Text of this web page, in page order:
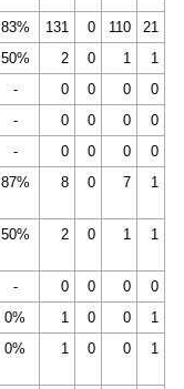
83% 131 0 110
21
50% 2 0 1
1
- 0 0 0
0
- 0 0 0
0
- 0 0 0 0
87% 8 0 7 1
50% 2 0 1 1
- 0 0 0
0
0% 1 0 0 1
0% 1 0 0 1